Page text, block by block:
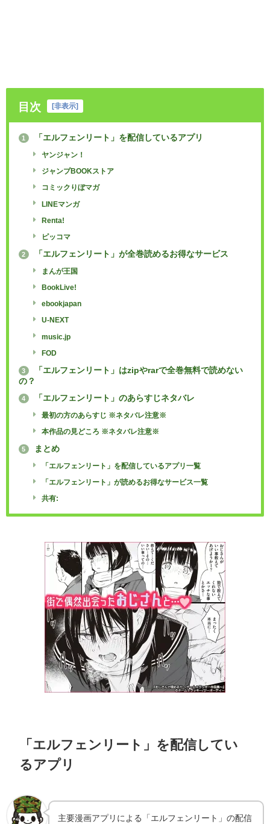
目次 [非表示]
1 「エルフェンリート」を配信しているアプリ
ヤンジャン！
ジャンプBOOKストア
コミックりぼマガ
LINEマンガ
Renta!
ピッコマ
2 「エルフェンリート」が全巻読めるお得なサービス
まんが王国
BookLive!
ebookjapan
U-NEXT
music.jp
FOD
3
「エルフェンリート」はzipやrarで全巻無料で読めない
の？
4 「エルフェンリート」のあらすじネタバレ
最初の方のあらすじ ※ネタバレ注意※
本作品の見どころ ※ネタバレ注意※
5 まとめ
「エルフェンリート」を配信しているアプリ一覧
「エルフェンリート」が読めるお得なサービス一覧
共有:
「エルフェンリート」を配信してい
るアプリ
主要漫画アプリによる「エルフェンリート」の配信